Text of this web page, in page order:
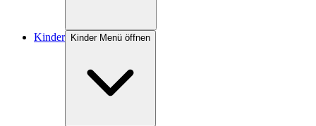
Kinder Kinder Menü öffnen